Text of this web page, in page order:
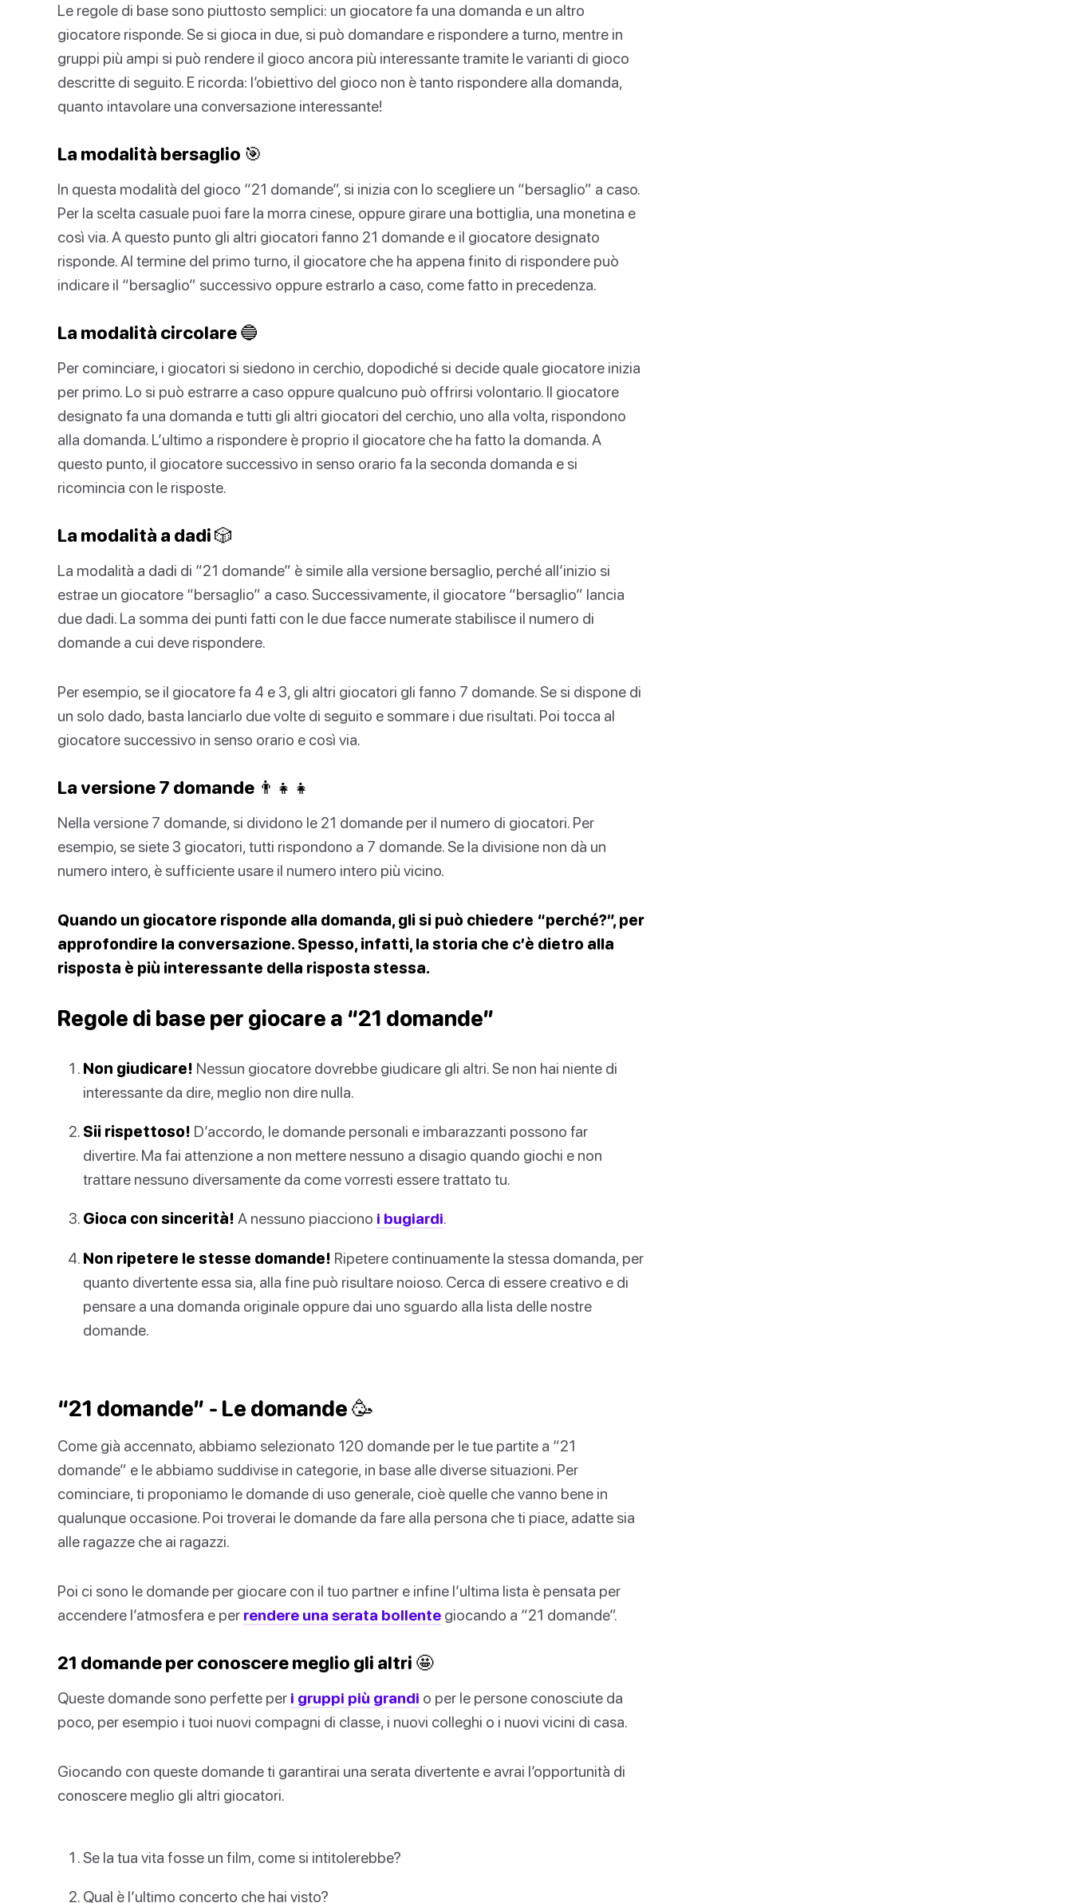
Le regole di base sono piuttosto semplici: un giocatore fa una domanda e un altro
giocatore risponde. Se si gioca in due, si può domandare e rispondere a turno, mentre in
gruppi più ampi si può rendere il gioco ancora più interessante tramite le varianti di gioco
descritte di seguito. E ricorda: l’obiettivo del gioco non è tanto rispondere alla domanda,
quanto intavolare una conversazione interessante!
La modalità bersaglio 🎯
In questa modalità del gioco “21 domande”, si inizia con lo scegliere un “bersaglio” a caso.
Per la scelta casuale puoi fare la morra cinese, oppure girare una bottiglia, una monetina e
così via. A questo punto gli altri giocatori fanno 21 domande e il giocatore designato
risponde. Al termine del primo turno, il giocatore che ha appena finito di rispondere può
indicare il “bersaglio” successivo oppure estrarlo a caso, come fatto in precedenza.
La modalità circolare 🔵
Per cominciare, i giocatori si siedono in cerchio, dopodiché si decide quale giocatore inizia
per primo. Lo si può estrarre a caso oppure qualcuno può offrirsi volontario. Il giocatore
designato fa una domanda e tutti gli altri giocatori del cerchio, uno alla volta, rispondono
alla domanda. L’ultimo a rispondere è proprio il giocatore che ha fatto la domanda. A
questo punto, il giocatore successivo in senso orario fa la seconda domanda e si
ricomincia con le risposte.
La modalità a dadi 🎲
La modalità a dadi di “21 domande” è simile alla versione bersaglio, perché all’inizio si
estrae un giocatore “bersaglio” a caso. Successivamente, il giocatore “bersaglio” lancia
due dadi. La somma dei punti fatti con le due facce numerate stabilisce il numero di
domande a cui deve rispondere.
Per esempio, se il giocatore fa 4 e 3, gli altri giocatori gli fanno 7 domande. Se si dispone di
un solo dado, basta lanciarlo due volte di seguito e sommare i due risultati. Poi tocca al
giocatore successivo in senso orario e così via.
La versione 7 domande 👨‍👧‍👧
Nella versione 7 domande, si dividono le 21 domande per il numero di giocatori. Per
esempio, se siete 3 giocatori, tutti rispondono a 7 domande. Se la divisione non dà un
numero intero, è sufficiente usare il numero intero più vicino.
Quando un giocatore risponde alla domanda, gli si può chiedere “perché?”, per
approfondire la conversazione. Spesso, infatti, la storia che c’è dietro alla
risposta è più interessante della risposta stessa.
Regole di base per giocare a “21 domande”
Non giudicare! Nessun giocatore dovrebbe giudicare gli altri. Se non hai niente di
interessante da dire, meglio non dire nulla.
Sii rispettoso! D’accordo, le domande personali e imbarazzanti possono far
divertire. Ma fai attenzione a non mettere nessuno a disagio quando giochi e non
trattare nessuno diversamente da come vorresti essere trattato tu.
Gioca con sincerità! A nessuno piacciono i bugiardi.
Non ripetere le stesse domande! Ripetere continuamente la stessa domanda, per
quanto divertente essa sia, alla fine può risultare noioso. Cerca di essere creativo e di
pensare a una domanda originale oppure dai uno sguardo alla lista delle nostre
domande.
“21 domande” - Le domande 🥳
Come già accennato, abbiamo selezionato 120 domande per le tue partite a “21
domande” e le abbiamo suddivise in categorie, in base alle diverse situazioni. Per
cominciare, ti proponiamo le domande di uso generale, cioè quelle che vanno bene in
qualunque occasione. Poi troverai le domande da fare alla persona che ti piace, adatte sia
alle ragazze che ai ragazzi.
Poi ci sono le domande per giocare con il tuo partner e infine l’ultima lista è pensata per
accendere l’atmosfera e per rendere una serata bollente giocando a “21 domande”.
21 domande per conoscere meglio gli altri 🤩
Queste domande sono perfette per i gruppi più grandi o per le persone conosciute da
poco, per esempio i tuoi nuovi compagni di classe, i nuovi colleghi o i nuovi vicini di casa.
Giocando con queste domande ti garantirai una serata divertente e avrai l’opportunità di
conoscere meglio gli altri giocatori.
Se la tua vita fosse un film, come si intitolerebbe?
Qual è l’ultimo concerto che hai visto?